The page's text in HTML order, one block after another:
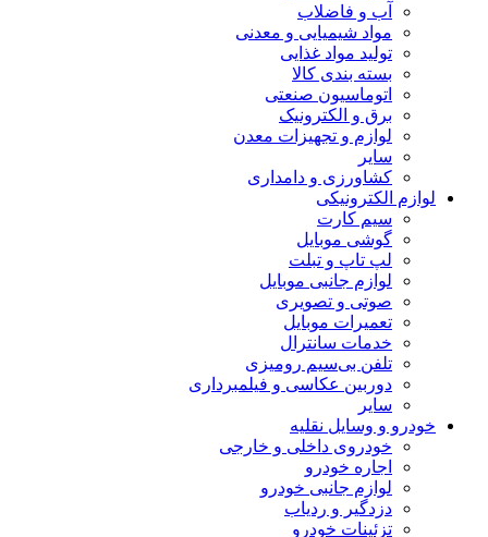
آب و فاضلاب
مواد شیمیایی و معدنی
تولید مواد غذایی
بسته بندی کالا
اتوماسیون صنعتی
برق و الکترونیک
لوازم و تجهیزات معدن
سایر
کشاورزی و دامداری
لوازم الکترونیکی
سیم کارت
گوشی موبایل
لپ تاپ و تبلت
لوازم جانبی موبایل
صوتی و تصویری
تعمیرات موبایل
خدمات سانترال
تلفن بی‌سیم رومیزی
دوربین عکاسی و فیلمبرداری
سایر
خودرو و وسایل نقلیه
خودروی داخلی و خارجی
اجاره خودرو
لوازم جانبی خودرو
دزدگیر و ردیاب
تزئینات خودرو